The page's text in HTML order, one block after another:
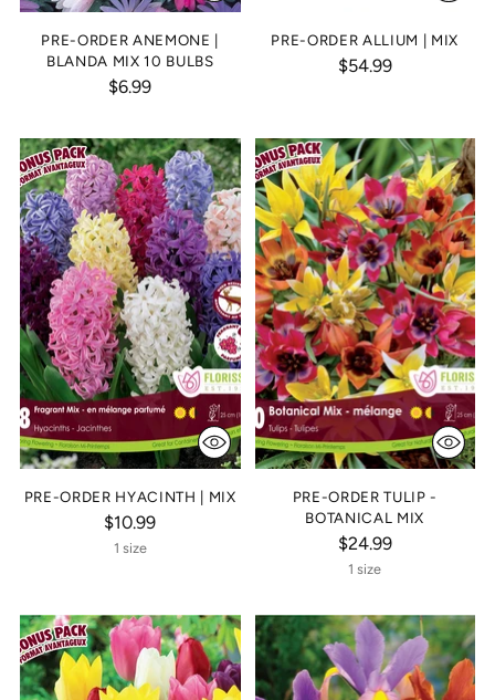
PRE-ORDER ANEMONE |
BLANDA MIX 10 BULBS
$6.99
PRE-ORDER ALLIUM | MIX
$54.99
PRE-ORDER HYACINTH | MIX
$10.99
1 size
PRE-ORDER TULIP -
BOTANICAL MIX
$24.99
1 size